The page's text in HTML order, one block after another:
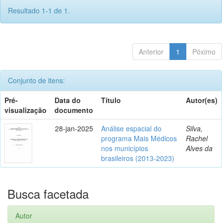
Resultado 1-1 de 1.
Anterior 1 Póximo
Conjunto de itens:
Pré-
visualização
Data do
documento
Título Autor(es)
28-jan-2025
Análise espacial do
programa Mais Médicos
nos municípios
brasileiros (2013-2023)
Silva,
Rachel
Alves da
Busca facetada
Autor